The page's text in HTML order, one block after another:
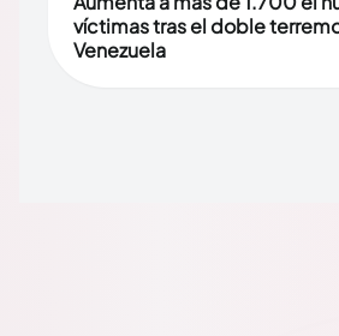
víctimas tras el doble
Venezuela